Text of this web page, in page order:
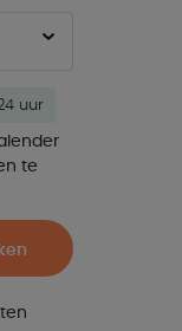
uur
te